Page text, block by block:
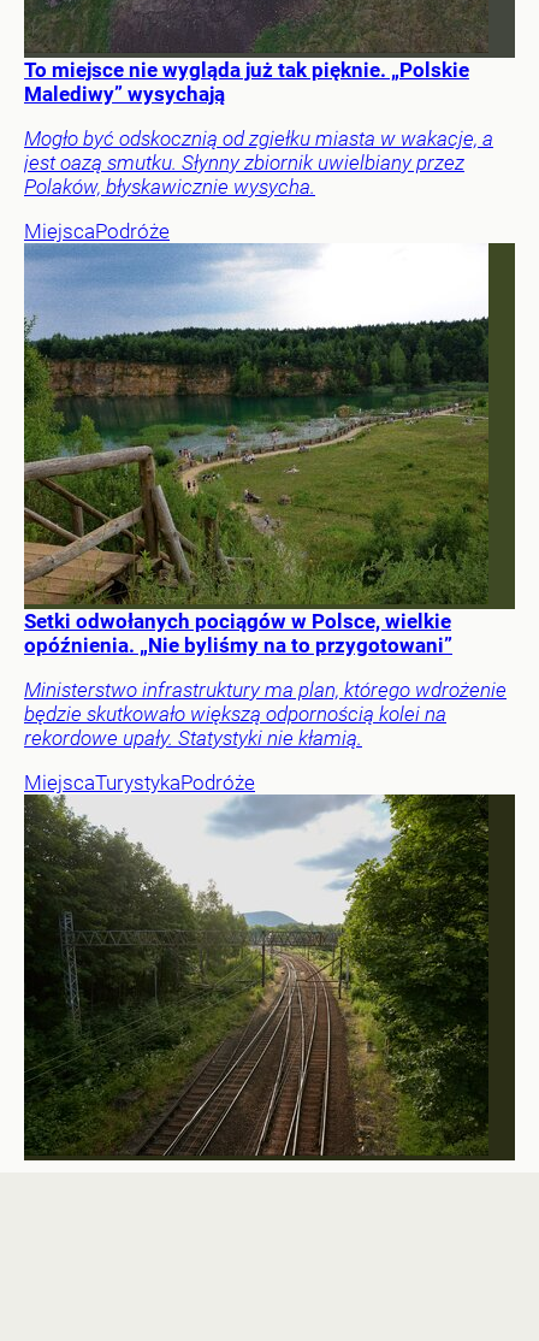
To miejsce nie wygląda już tak pięknie. „Polskie
Malediwy” wysychają
Mogło być odskocznią od zgiełku miasta w wakacje, a
jest oazą smutku. Słynny zbiornik uwielbiany przez
Polaków, błyskawicznie wysycha.
MiejscaPodróże
Setki odwołanych pociągów w Polsce, wielkie
opóźnienia. „Nie byliśmy na to przygotowani”
Ministerstwo infrastruktury ma plan, którego wdrożenie
będzie skutkowało większą odpornością kolei na
rekordowe upały. Statystyki nie kłamią.
MiejscaTurystykaPodróże